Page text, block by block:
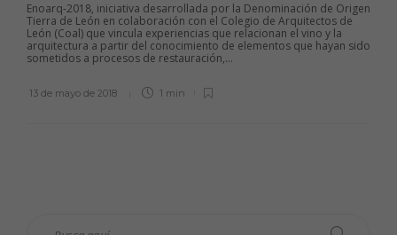
Enoarq-2018, iniciativa desarrollada por la Denominación de Origen
Tierra de León en colaboración con el Colegio de Arquitectos de
León (Coal) que vincula experiencias que relacionan el vino y la
arquitectura a partir del conocimiento de elementos que hayan sido
sometidos a procesos de restauración,...
13 de mayo de 2018 1 min